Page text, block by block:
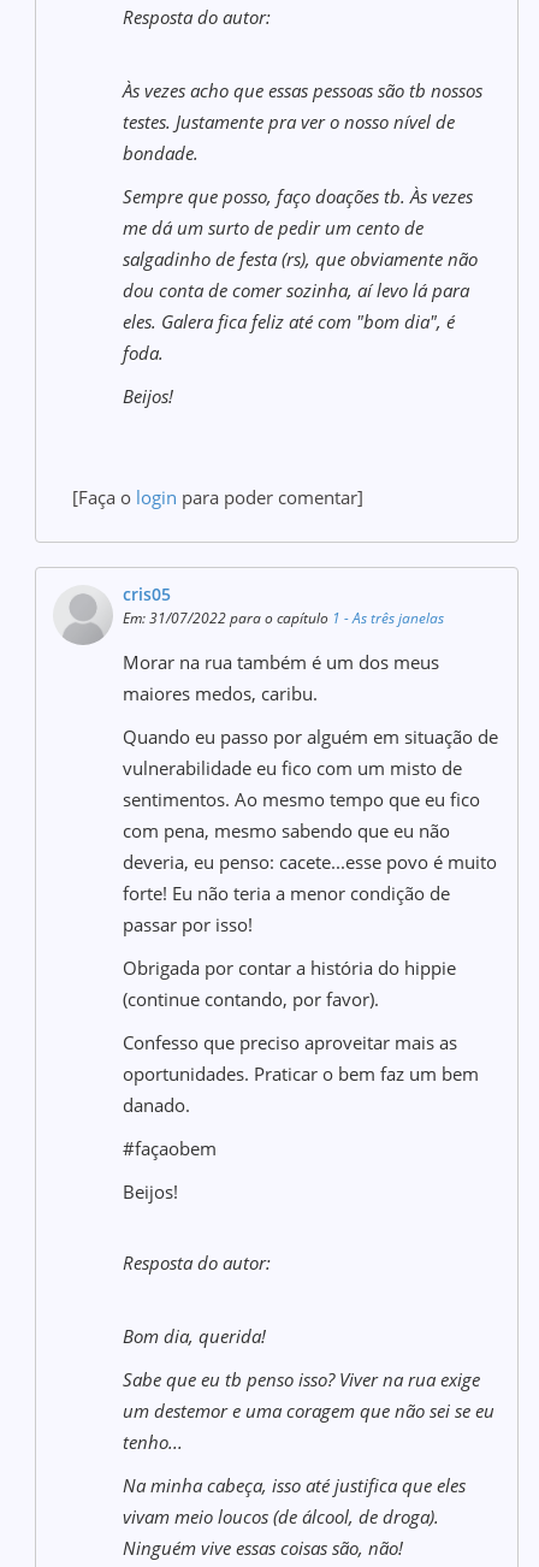
Resposta do autor:
Às vezes acho que essas pessoas são tb nossos
testes. Justamente pra ver o nosso nível de
bondade.
Sempre que posso, faço doações tb. Às vezes
me dá um surto de pedir um cento de
salgadinho de festa (rs), que obviamente não
dou conta de comer sozinha, aí levo lá para
eles. Galera fica feliz até com "bom dia", é
foda.
Beijos!
[Faça o login para poder comentar]
cris05
Em: 31/07/2022 para o capítulo 1 - As três janelas
Morar na rua também é um dos meus
maiores medos, caribu.
Quando eu passo por alguém em situação de
vulnerabilidade eu fico com um misto de
sentimentos. Ao mesmo tempo que eu fico
com pena, mesmo sabendo que eu não
deveria, eu penso: cacete...esse povo é muito
forte! Eu não teria a menor condição de
passar por isso!
Obrigada por contar a história do hippie
(continue contando, por favor).
Confesso que preciso aproveitar mais as
oportunidades. Praticar o bem faz um bem
danado.
#façaobem
Beijos!
Resposta do autor:
Bom dia, querida!
Sabe que eu tb penso isso? Viver na rua exige
um destemor e uma coragem que não sei se eu
tenho...
Na minha cabeça, isso até justifica que eles
vivam meio loucos (de álcool, de droga).
Ninguém vive essas coisas são, não!